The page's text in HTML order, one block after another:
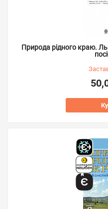
Природа рідного краю.